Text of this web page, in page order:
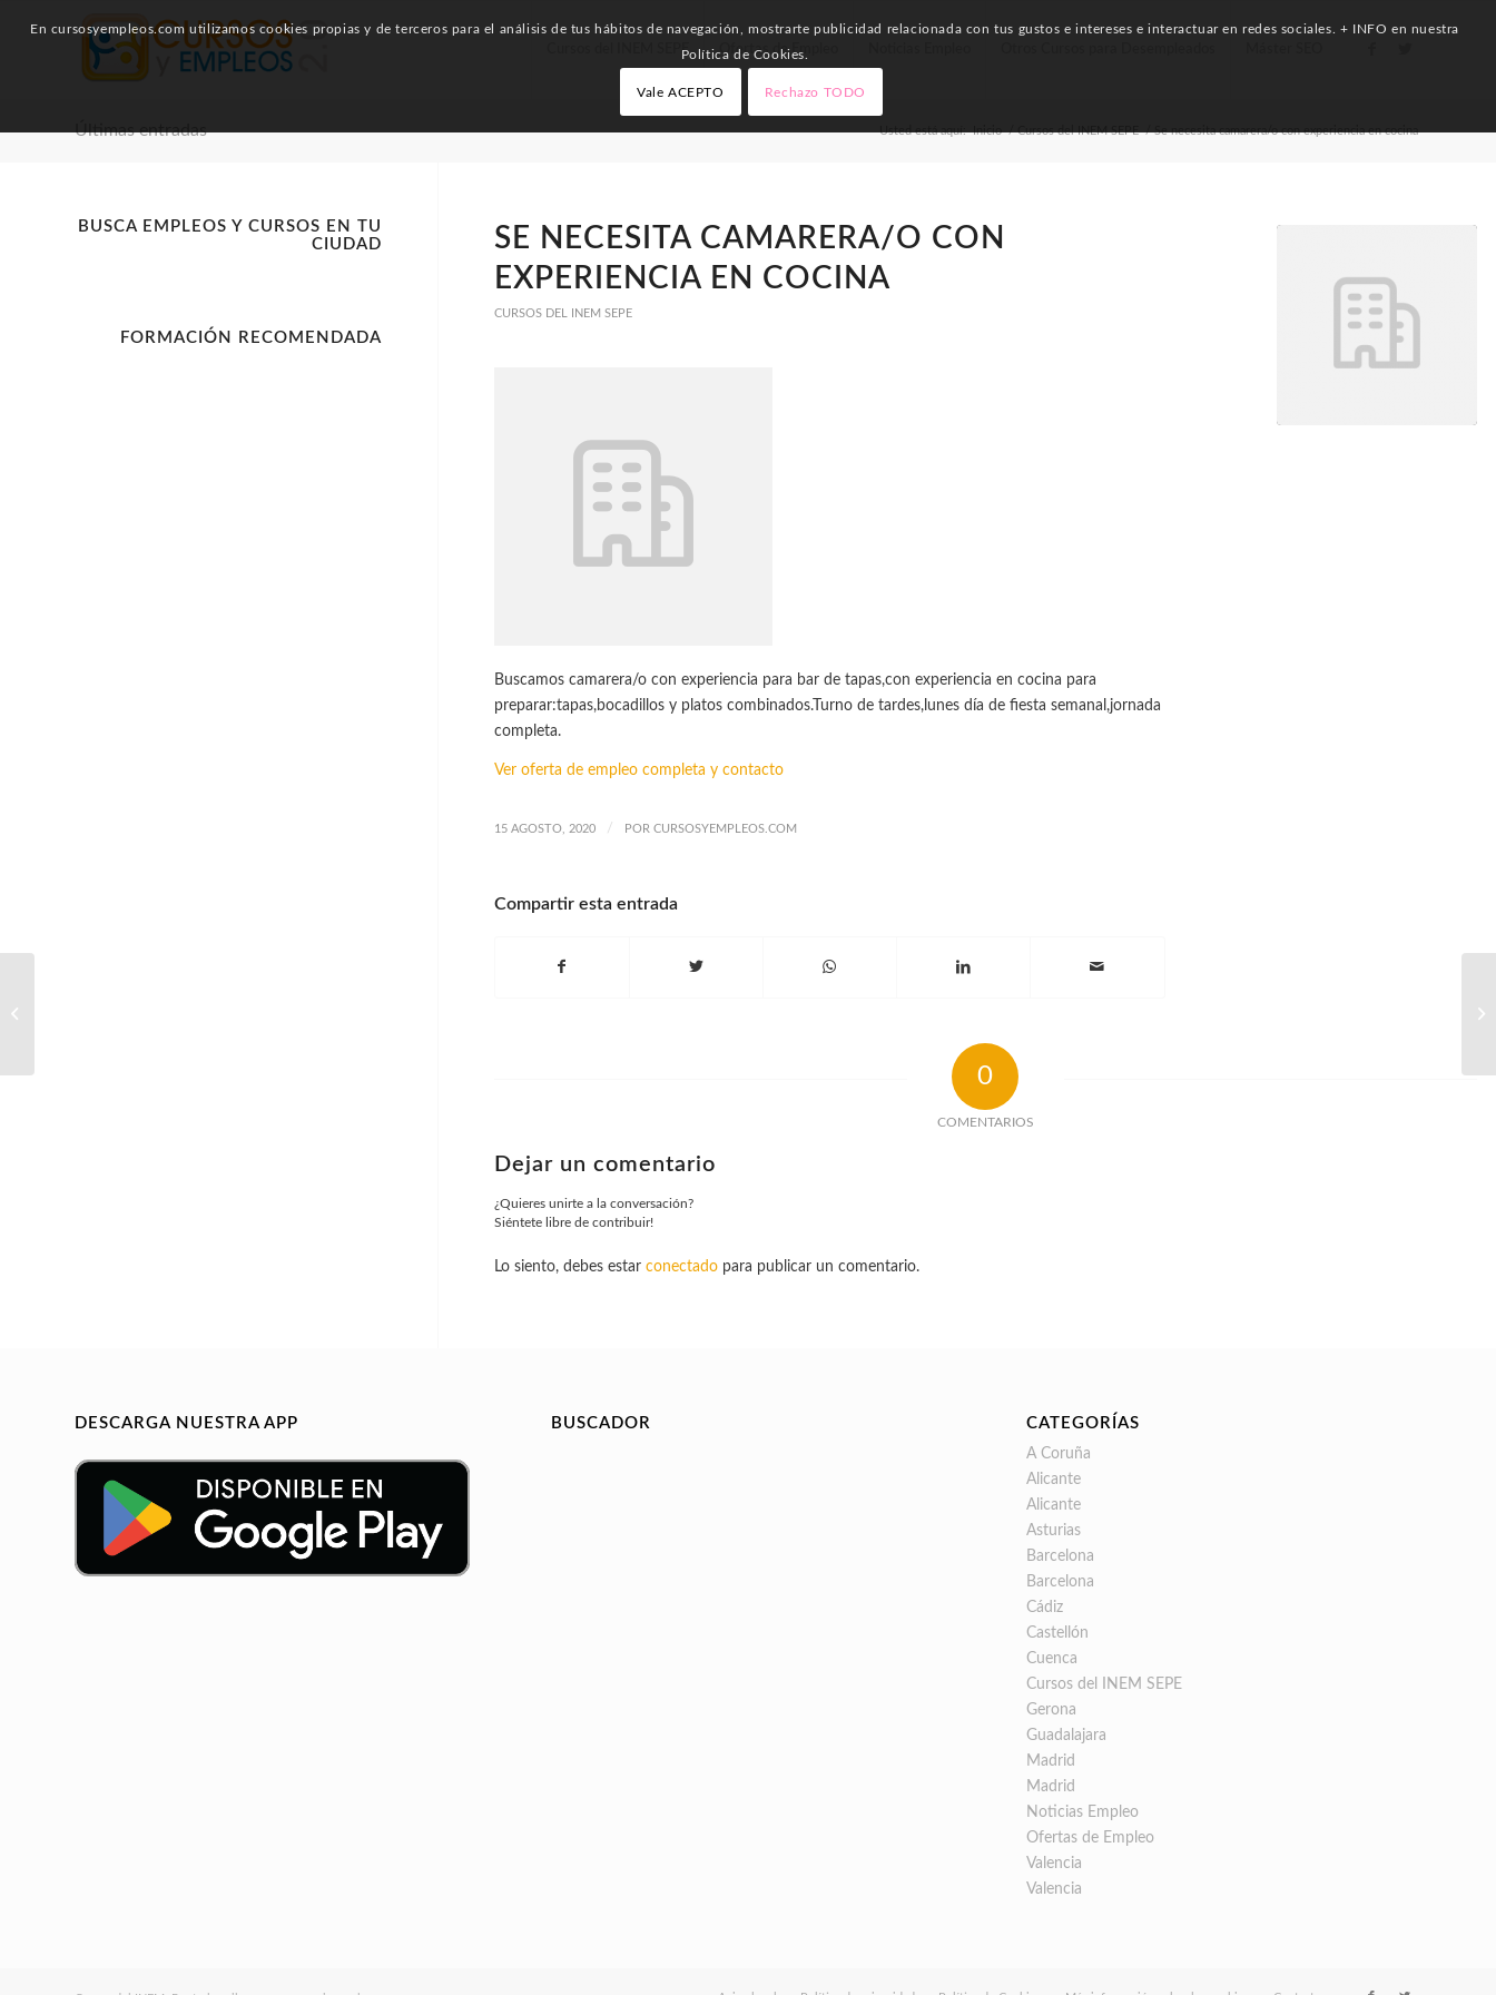
Cursos del INEM SEPE Ofertas de Empleo
Últimas entradas Usted está aquí: Inicio / Cursos del INEM SEPE / Se necesita camarera/o con experiencia en cocina
SE NECESITA CAMARERA/O CON
EXPERIENCIA EN COCINA
CURSOS DEL INEM SEPE
Buscamos camarera/o con experiencia para bar de tapas,con experiencia en cocina para
preparar:tapas,bocadillos y platos combinados.Turno de tardes,lunes día de fiesta semanal,jornada
completa.
Ver oferta de empleo completa y contacto
15 AGOSTO, 2020 / POR CURSOSYEMPLEOS.COM
Compartir esta entrada
0
COMENTARIOS
Dejar un comentario
¿Quieres unirte a la conversación?
Siéntete libre de contribuir!
Lo siento, debes estar conectadopara publicar un comentario.
BUSCA EMPLEOS Y CURSOS EN TU
CIUDAD
FORMACIÓN RECOMENDADA
DESCARGA NUESTRA APP BUSCADOR CATEGORÍAS
A Coruña
Alicante
Alicante
Asturias
Barcelona
Barcelona
Cádiz
Castellón
Cuenca
Cursos del INEM SEPE
Gerona
Guadalajara
Madrid
Madrid
Noticias Empleo
Ofertas de Empleo
Valencia
Valencia
En cursosyempleos.com utilizamos cookies propias y de terceros para el análisis de tus hábitos de navegación, mostrarte publicidad relacionada con tus gustos e intereses e interactuar en redes sociales. + INFO en nuestra
Política de Cookies.
Vale ACEPTO Rechazo TODO